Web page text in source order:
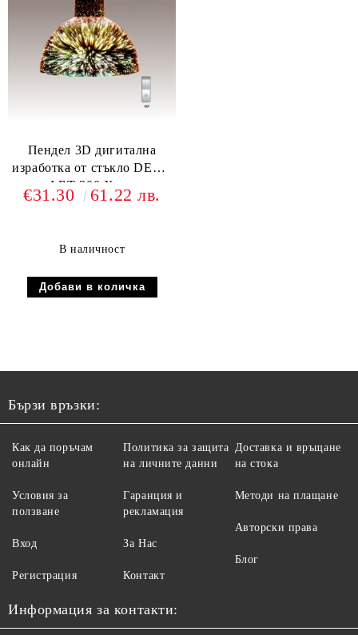
Пендел 3D дигитална
изработка от стъкло DECO
АRТ 300 Хром
€31.30 61.22 лв.
В наличност
Бързи връзки:
Как да поръчам
онлайн
Условия за
ползване
Вход
Регистрация
Политика за защита
на личните данни
Гаранция и
рекламация
За Нас
Контакт
Доставка и връщане
на стока
Методи на плащане
Авторски права
Блог
Информация за контакти: